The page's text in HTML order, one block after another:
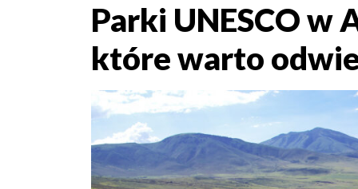
Parki UNESCO w
które warto